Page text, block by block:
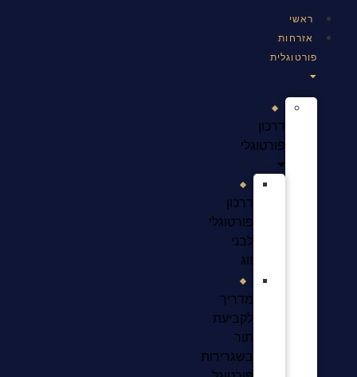
ראשי
אזרחות
פורטוגלית
דרכון
פורטוגלי
דרכון
פורטוגלי
לבני
זוג
מדריך
לקביעת
תור
בשגרירות